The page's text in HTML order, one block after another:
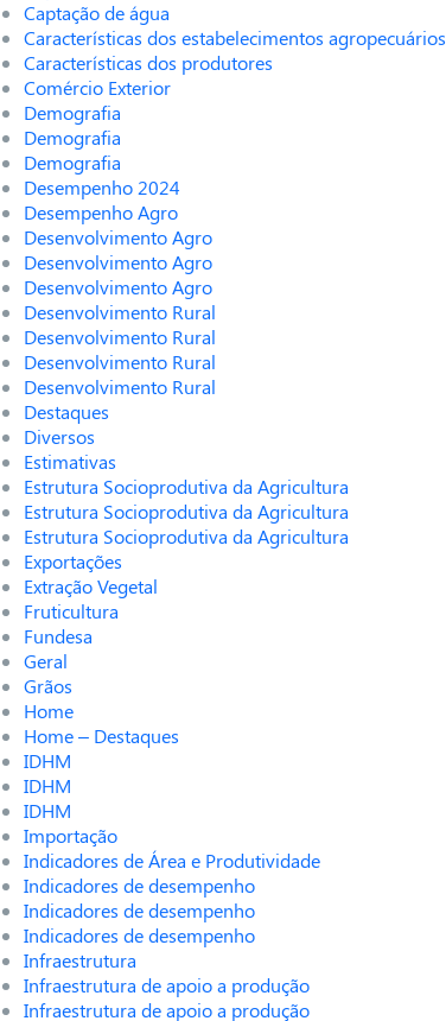
Captação de água
Características dos estabelecimentos agropecuários
Características dos produtores
Comércio Exterior
Demografia
Demografia
Demografia
Desempenho 2024
Desempenho Agro
Desenvolvimento Agro
Desenvolvimento Agro
Desenvolvimento Agro
Desenvolvimento Rural
Desenvolvimento Rural
Desenvolvimento Rural
Desenvolvimento Rural
Destaques
Diversos
Estimativas
Estrutura Socioprodutiva da Agricultura
Estrutura Socioprodutiva da Agricultura
Estrutura Socioprodutiva da Agricultura
Exportações
Extração Vegetal
Fruticultura
Fundesa
Geral
Grãos
Home
Home – Destaques
IDHM
IDHM
IDHM
Importação
Indicadores de Área e Produtividade
Indicadores de desempenho
Indicadores de desempenho
Indicadores de desempenho
Infraestrutura
Infraestrutura de apoio a produção
Infraestrutura de apoio a produção